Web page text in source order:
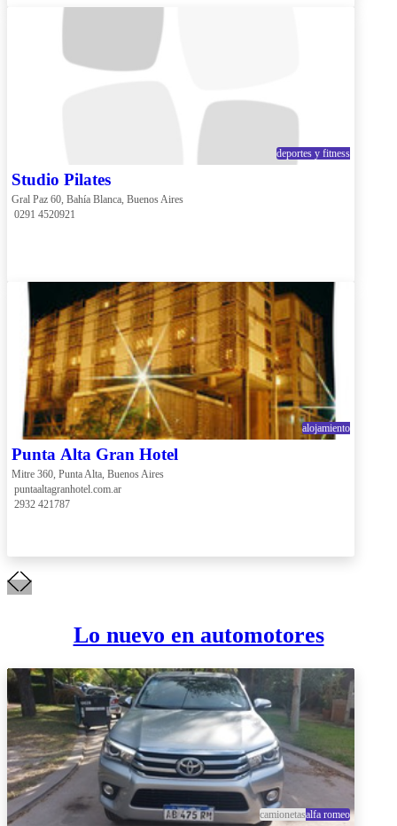
deportes y fitness
Studio Pilates
Gral Paz 60, Bahía Blanca, Buenos Aires
0291 4520921
alojamiento
Punta Alta Gran Hotel
Mitre 360, Punta Alta, Buenos Aires
puntaaltagranhotel.com.ar
2932 421787
Lo nuevo en automotores
camionetasalfa romeo